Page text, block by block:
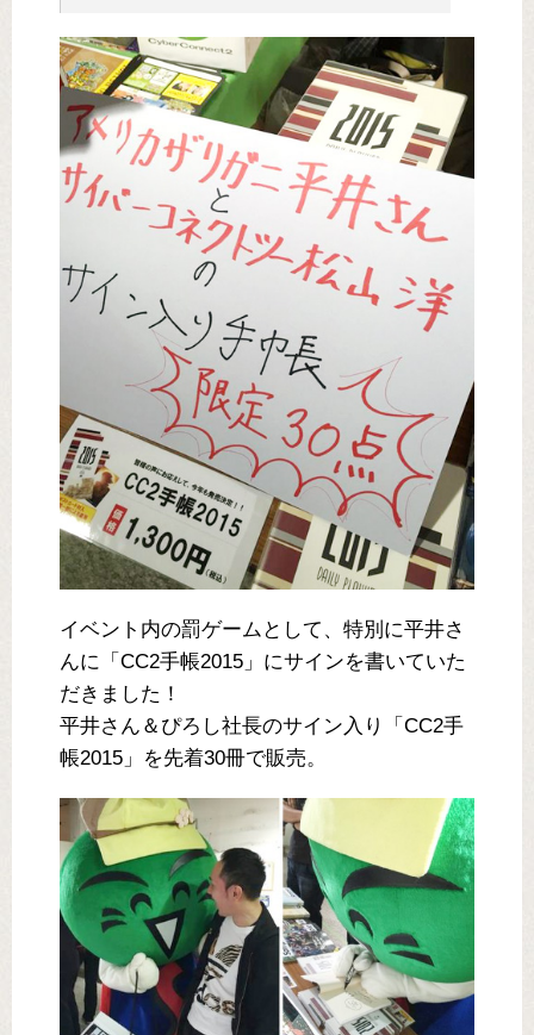
イベント内の罰ゲームとして、特別に平井さ
んに「CC2手帳2015」にサインを書いていた
だきました！
平井さん＆ぴろし社長のサイン入り「CC2手
帳2015」を先着30冊で販売。